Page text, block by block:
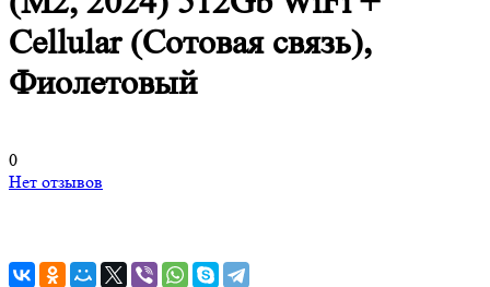
Cellular (Сотовая связь),
Фиолетовый
0
Нет отзывов